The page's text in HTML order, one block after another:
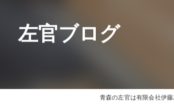
左官ブログ
青森の左官は有限会社伊